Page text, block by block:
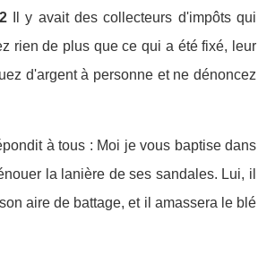
Il y avait des collecteurs d'impôts qui
rien de plus que ce qui a été fixé, leur
d'argent à personne et ne dénoncez
à tous : Moi je vous baptise dans
la lanière de ses sandales. Lui, il
aire de battage, et il amassera le blé